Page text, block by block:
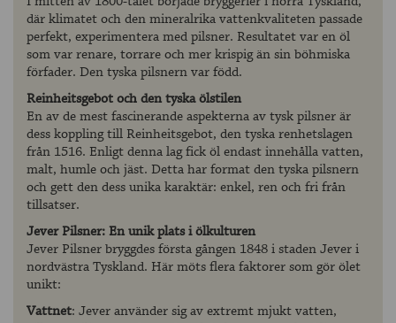
där klimatet och den mineralrika vattenkvaliteten passade
perfekt, experimentera med pilsner. Resultatet var en öl
som var renare, torrare och mer krispig än sin böhmiska
förfader. Den tyska pilsnern var född.
Reinheitsgebot och den tyska ölstilen
En av de mest fascinerande aspekterna av tysk pilsner är
dess koppling till Reinheitsgebot, den tyska renhetslagen
från 1516. Enligt denna lag fick öl endast innehålla vatten,
malt, humle och jäst. Detta har format den tyska pilsnern
och gett den dess unika karaktär: enkel, ren och fri från
tillsatser.
Jever Pilsner: En unik plats i ölkulturen
Jever Pilsner bryggdes första gången 1848 i staden Jever i
nordvästra Tyskland. Här möts flera faktorer som gör ölet
unikt:
Vattnet: Jever använder sig av extremt mjukt vatten,